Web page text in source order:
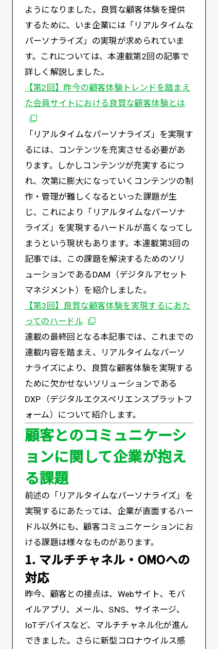
ようになりました。良質な顧客体験を提供
するために、いま企業には「リアルタイムな
パーソナライズ」の実現が求められていま
す。これについては、本連載第2回の記事で
詳しく解説しました。
【第2回】昨今の顧客体験トレンドを踏まえ
た会員サイトにおける良質な顧客体験とは別ウィ
「リアルタイムなパーソナライズ」を実現す
るには、コンテンツを充実させる必要があ
ります。しかしコンテンツが充実するにつ
れ、次第に膨大になっていくコンテンツの制
作・管理が難しくなるといった課題が生
じ、これにより「リアルタイムなパーソナ
ライズ」を実現するハードルが高くなってし
まうという現状もあります。本連載第3回の
記事では、この課題を解決するためのソリ
ューションであるDAM（デジタルアセット
マネジメント）を紹介しました。
【第3回】良質な顧客体験を実現するにあた
ってのハードル別ウィンドウで開く
連載の最終回となる本記事では、これまでの
連載内容を踏まえ、リアルタイムなパーソ
ナライズにより、良質な顧客体験を実現する
ために欠かせないソリューションである
DXP（デジタルエクスペリエンスプラットフ
ォーム）について紹介します。
顧客とのコミュニケーシ
ョンに関して企業が抱え
る課題
前述の「リアルタイムなパーソナライズ」を
実現するにあたっては、企業が直面するハー
ドル以外にも、顧客コミュニケーションにお
ける課題は様々なものがあります。
1. マルチチャネル・OMOへの
対応
昨今、顧客との接点は、Webサイト、モバ
イルアプリ、メール、SNS、サイネージ、
IoTデバイスなど、マルチチャネル化が進ん
できました。さらに新型コロナウイルス感